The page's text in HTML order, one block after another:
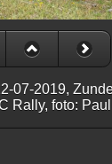
07-2019,
Rally, foto: